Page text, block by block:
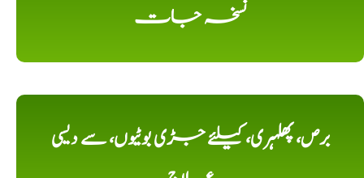
نسخہ جات
برص، پھلہری، کیلئے جڑی بوٹیوں، سے دیسی